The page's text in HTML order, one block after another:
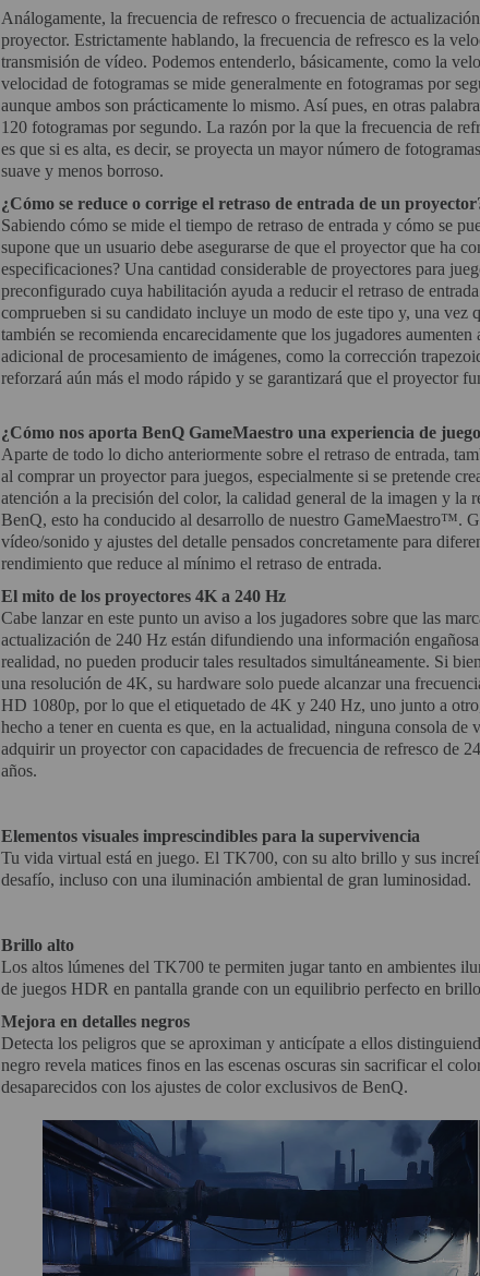
Análogamente, la frecuencia de refresco o frecuencia de
proyector. Estrictamente hablando, la frecuencia de refresco es la
transmisión de vídeo. Podemos entenderlo, básicamente, como la
velocidad de fotogramas se mide generalmente en fotogramas por
aunque ambos son prácticamente lo mismo. Así pues, en otras
120 fotogramas por segundo. La razón por la que la frecuencia de
es que si es alta, es decir, se proyecta un mayor número de
suave y menos borroso.
¿Cómo se reduce o corrige el retraso de entrada de un
Sabiendo cómo se mide el tiempo de retraso de entrada y cómo se
supone que un usuario debe asegurarse de que el proyector que ha
especificaciones? Una cantidad considerable de proyectores para
preconfigurado cuya habilitación ayuda a reducir el retraso de
comprueben si su candidato incluye un modo de este tipo y, una
también se recomienda encarecidamente que los jugadores
adicional de procesamiento de imágenes, como la corrección
reforzará aún más el modo rápido y se garantizará que el proyector
¿Cómo nos aporta BenQ GameMaestro una experiencia de
Aparte de todo lo dicho anteriormente sobre el retraso de entrada,
al comprar un proyector para juegos, especialmente si se pretende
atención a la precisión del color, la calidad general de la imagen y la
BenQ, esto ha conducido al desarrollo de nuestro GameMaestro™.
vídeo/sonido y ajustes del detalle pensados concretamente para
rendimiento que reduce al mínimo el retraso de entrada.
El mito de los proyectores 4K a 240 Hz
Cabe lanzar en este punto un aviso a los jugadores sobre que las
actualización de 240 Hz están difundiendo una información
realidad, no pueden producir tales resultados simultáneamente. Si
una resolución de 4K, su hardware solo puede alcanzar una
HD 1080p, por lo que el etiquetado de 4K y 240 Hz, uno junto a
hecho a tener en cuenta es que, en la actualidad, ninguna consola
adquirir un proyector con capacidades de frecuencia de refresco de
años.
Elementos visuales imprescindibles para la supervivencia
Tu vida virtual está en juego. El TK700, con su alto brillo y sus
desafío, incluso con una iluminación ambiental de gran luminosidad.
Brillo alto
Los altos lúmenes del TK700 te permiten jugar tanto en ambientes
de juegos HDR en pantalla grande con un equilibrio perfecto en
Mejora en detalles negros
Detecta los peligros que se aproximan y anticípate a ellos
negro revela matices finos en las escenas oscuras sin sacrificar el
desaparecidos con los ajustes de color exclusivos de BenQ.